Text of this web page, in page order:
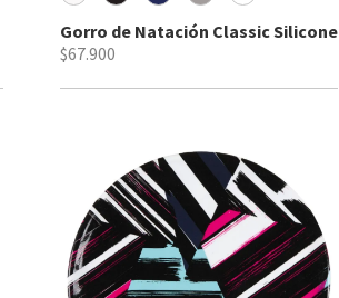
Gorro de Natación Classic Silicone
$67.900